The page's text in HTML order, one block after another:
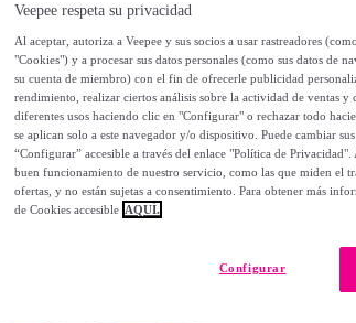
Color Precio
9 artículos
Veepee respeta su privacidad
Al aceptar, autoriza a Veepee y sus socios a usar rastreadores
"Cookies") y a procesar sus datos personales (como sus datos de
su cuenta de miembro) con el fin de ofrecerle publicidad
rendimiento, realizar ciertos análisis sobre la actividad de ventas
diferentes usos haciendo clic en "Configurar" o rechazar todo
se aplican solo a este navegador y/o dispositivo. Puede cambiar
“Configurar” accesible a través del enlace "Política de
buen funcionamiento de nuestro servicio, como las que miden el
ofertas, y no están sujetas a consentimiento. Para obtener más
de Cookies accesible AQUÍ.
Configurar